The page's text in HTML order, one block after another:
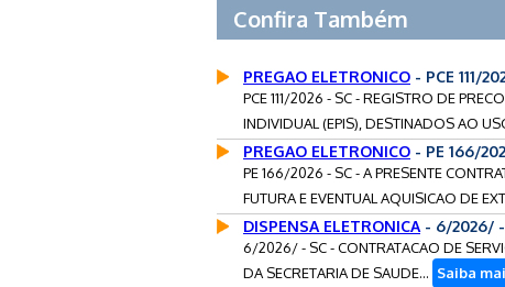
Confira Também
PREGAO ELETRONICO - PCE 111/
PCE 111/2026 - SC - REGISTRO DE
INDIVIDUAL (EPIS), DESTINADOS AO
PREGAO ELETRONICO - PE 166/
PE 166/2026 - SC - A PRESENTE
FUTURA E EVENTUAL AQUISICAO DE
DISPENSA ELETRONICA - 6/2026/ -
6/2026/ - SC - CONTRATACAO DE
DA SECRETARIA DE SAUDE... Saiba